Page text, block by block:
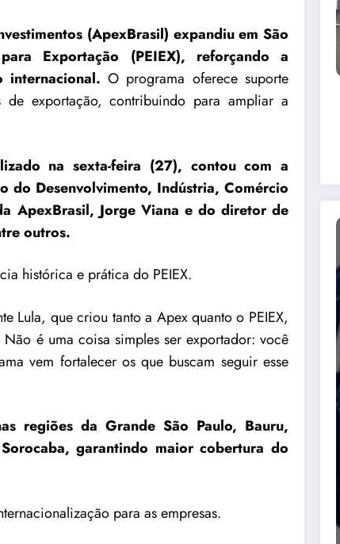
(ApexBrasil) expandiu em São
Exportação (PEIEX), reforçando a
internacional.O programa oferece suporte
exportação, contribuindo para ampliar a
na sexta-feira (27), contou com a
do Desenvolvimento, Indústria, Comércio
ApexBrasil, Jorge Viana e do diretor de
outros.
histórica e prática do PEIEX.
Lula, que criou tanto a Apex quanto o PEIEX,
é uma coisa simples ser exportador: você
vem fortalecer os que buscam seguir esse
regiões da Grande São Paulo, Bauru,
garantindo maior cobertura do
para as empresas.